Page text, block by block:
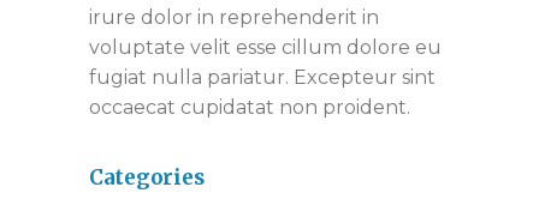
irure dolor in reprehenderit in
voluptate velit esse cillum dolore eu
fugiat nulla pariatur. Excepteur sint
occaecat cupidatat non proident.
Categories